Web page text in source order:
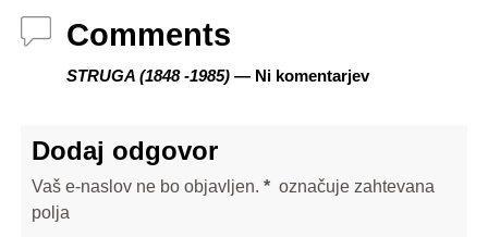
Comments
STRUGA (1848 -1985)— Ni komentarjev
Dodaj odgovor
Vaš e-naslov ne bo objavljen. * označuje zahtevana
polja